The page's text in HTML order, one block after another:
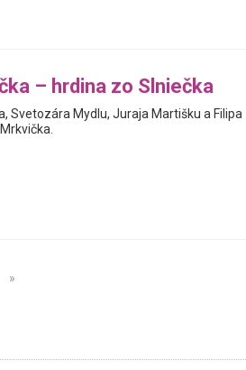
– hrdina zo Slniečka
Svetozára Mydlu, Juraja Martišku a Filipa
»